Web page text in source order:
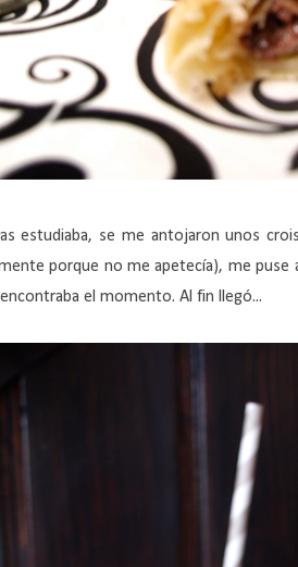
estudiaba, se me antojaron unos
porque no me apetecía), me puse
el momento. Al fin llegó...